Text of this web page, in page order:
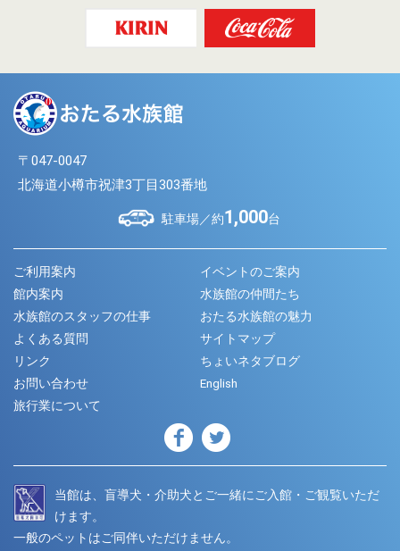
〒047-0047
北海道小樽市祝津3丁目303番地
駐車場／約1,000台
ご利用案内
イベントのご案内
館内案内
水族館の仲間たち
水族館のスタッフの仕事
おたる水族館の魅力
よくある質問
サイトマップ
リンク
ちょいネタブログ
お問い合わせ
English
旅行業について
当館は、盲導犬・介助犬とご一緒にご入館・ご観覧いただ
けます。
一般のペットはご同伴いただけません。